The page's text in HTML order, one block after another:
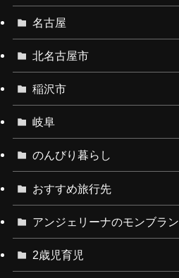
名古屋
北名古屋市
稲沢市
岐阜
のんびり暮らし
おすすめ旅行先
アンジェリーナのモンブラン
2歳児育児